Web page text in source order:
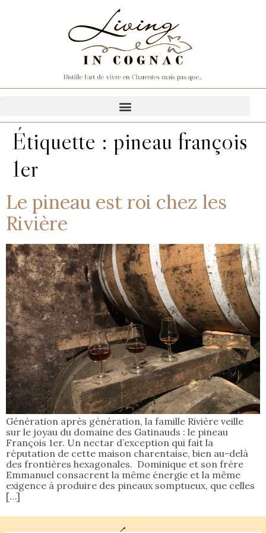
Étiquette : pineau françois
1er
Le pineau est roi chez les
Rivière
Génération après génération, la famille Rivière veille
sur le joyau du domaine des Gatinauds : le pineau
François 1er. Un nectar d’exception qui fait la
réputation de cette maison charentaise, bien au-delà
des frontières hexagonales. Dominique et son frère
Emmanuel consacrent la même énergie et la même
exigence à produire des pineaux somptueux, que celles
[…]